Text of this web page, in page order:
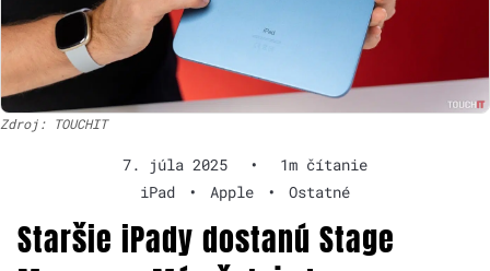
Zdroj: TOUCHIT
7. júla 2025 •
1m čítanie
iPad
• Apple • Ostatné
Staršie iPady dostanú Stage